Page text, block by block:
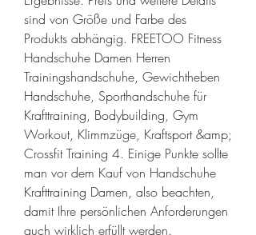
sind von Größe und Farbe des
Produkts abhängig. FREETOO Fitness
Handschuhe Damen Herren
Trainingshandschuhe, Gewichtheben
Handschuhe, Sporthandschuhe für
Krafttraining, Bodybuilding, Gym
Workout, Klimmzüge, Kraftsport &amp;
Crossfit Training 4. Einige Punkte sollte
man vor dem Kauf von Handschuhe
Krafttraining Damen, also beachten,
damit Ihre persönlichen Anforderungen
auch wirklich erfüllt werden.